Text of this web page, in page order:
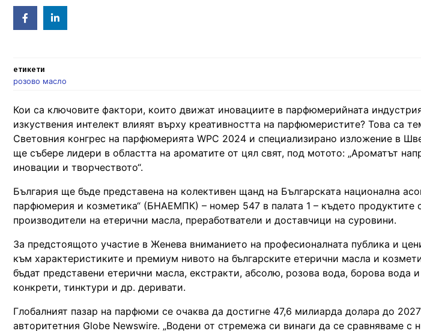
Facebook
in
етикети
розово масло
Кои са ключовите фактори, които движат иновациите в парфюмерийната
изкуствения интелект влияят върху креативността на парфюмеристите? Това са
Световния конгрес на парфюмерията WPC 2024 и специализирано изложение в
ще събере лидери в областта на ароматите от цял свят, под мотото: „Ароматът
иновации и творчеството“.
България ще бъде представена на колективен щанд на Българската национална
парфюмерия и козметика“ (БНАЕМПК) – номер 547 в палата 1 – където продуктите
производители на етерични масла, преработватели и доставчици на суровини.
За предстоящото участие в Женева вниманието на професионалната публика и
към характеристиките и премиум нивото на българските етерични масла и
бъдат представени етерични масла, екстракти, абсолю, розова вода, борова вода
конкрети, тинктури и др. деривати.
Глобалният пазар на парфюми се очаква да достигне 47,6 милиарда долара до 2027
авторитетния Globe Newswire. „Водени от стремежа си винаги да се сравняваме с